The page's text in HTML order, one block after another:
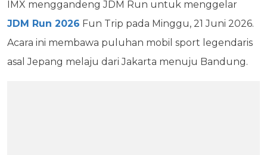
IMX menggandeng JDM Run untuk menggelar
JDM Run 2026 Fun Trip pada Minggu, 21 Juni 2026.
Acara ini membawa puluhan mobil sport legendaris
asal Jepang melaju dari Jakarta menuju Bandung.